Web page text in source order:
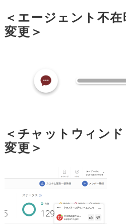
＜エージェント不
変更＞
＜チャットウィン
変更＞